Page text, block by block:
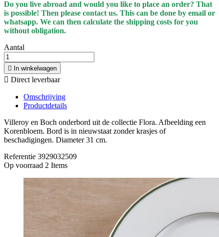
Do you live abroad and would you like to place an order? That
is possible! Then please contact us. This can be done by email or
whatsapp. We can then calculate the shipping costs for you
without obligation.
Aantal
 In winkelwagen
 Direct leverbaar
Omschrijving
Productdetails
Villeroy en Boch onderbord uit de collectie Flora. Afbeelding een
Korenbloem. Bord is in nieuwstaat zonder krasjes of
beschadigingen. Diameter 31 cm.
Referentie 3929032509
Op voorraad 2 Items